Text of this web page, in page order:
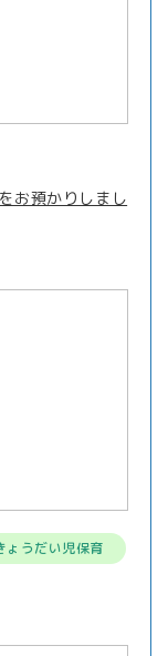
お預かりしまし
ょうだい児保育